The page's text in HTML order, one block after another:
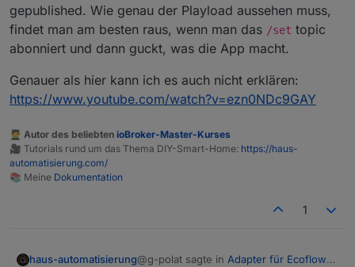
gepublished. Wie genau der Playload aussehen muss,
findet man am besten raus, wenn man das /set topic
abonniert und dann guckt, was die App macht.
Genauer als hier kann ich es auch nicht erklären:
https://www.youtube.com/watch?v=ezn0NDc9GAY
🧑‍🎓 Autor des beliebten ioBroker-Master-Kurses
🎥 Tutorials rund um das Thema DIY-Smart-Home: https://haus-
automatisierung.com/
📚 Meine Dokumentation
1
haus-automatisierung@g-polat sagte in Adapter für Ecoflow